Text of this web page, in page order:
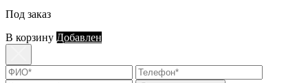
Под заказ
В корзину Добавлен